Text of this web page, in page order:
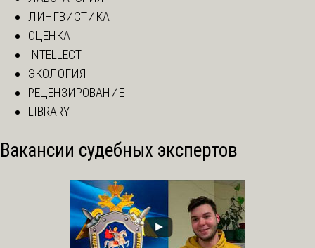
ЛИНГВИСТИКА
ОЦЕНКА
INTELLECT
ЭКОЛОГИЯ
РЕЦЕНЗИРОВАНИЕ
LIBRARY
Вакансии судебных экспертов